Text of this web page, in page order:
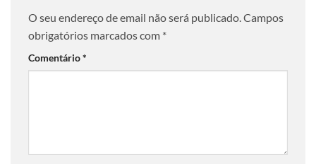
O seu endereço de email não será publicado.Campos
obrigatórios marcados com *
Comentário*